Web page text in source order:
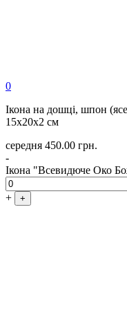
0
Ікона на дошці, шпон
15х20х2 см
середня 450.00 грн.
-
Ікона "Всевидюче Око
+ +